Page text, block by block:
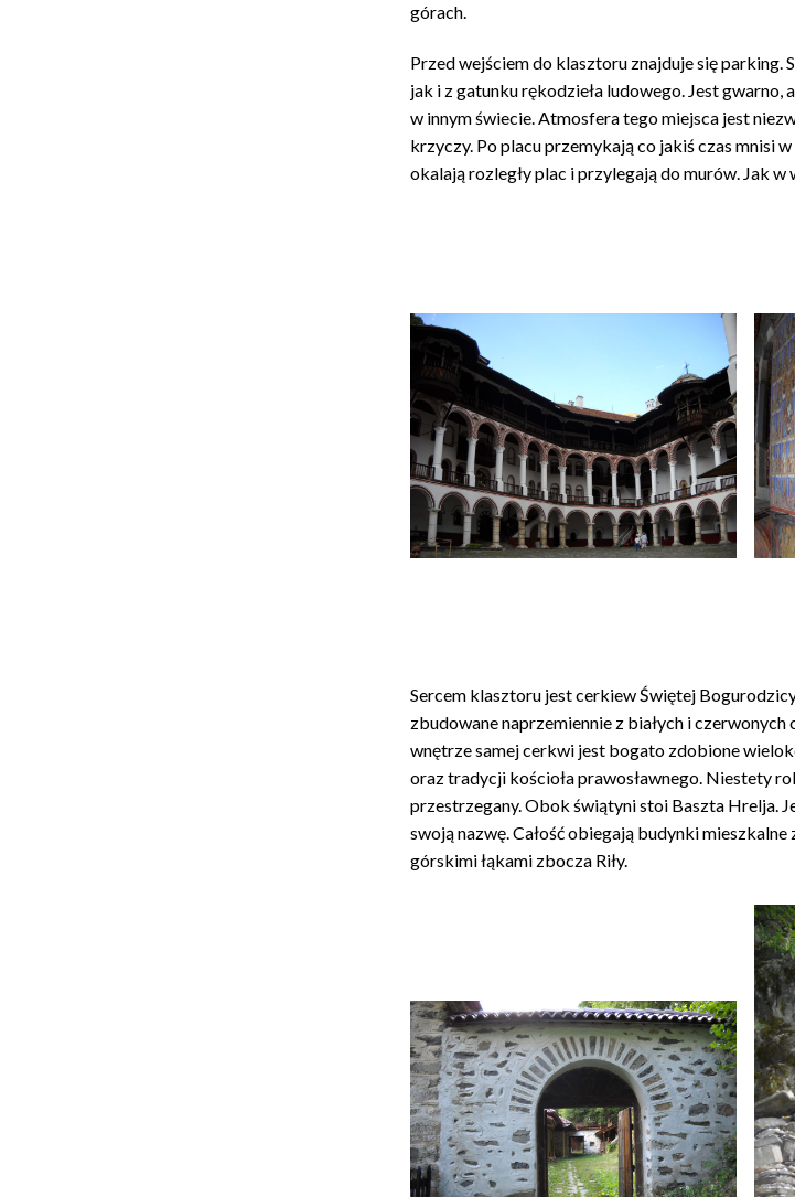
górach.
Przed wejściem do klasztoru znajduje się
jak i z gatunku rękodzieła ludowego. Jest gwarno,
w innym świecie. Atmosfera tego miejsca jest
krzyczy. Po placu przemykają co jakiś czas mnisi
okalają rozległy plac i przylegają do murów. Jak
Sercem klasztoru jest cerkiew Świętej
zbudowane naprzemiennie z białych i
wnętrze samej cerkwi jest bogato zdobione
oraz tradycji kościoła prawosławnego. Niestety
przestrzegany. Obok świątyni stoi Baszta Hrelja.
swoją nazwę. Całość obiegają budynki
górskimi łąkami zbocza Riły.